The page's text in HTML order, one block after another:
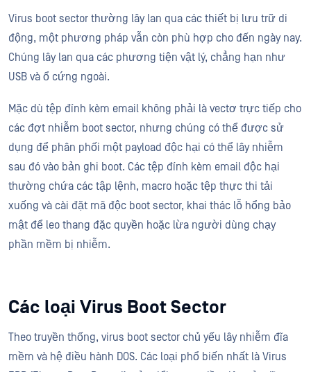
Virus boot sector thường lây lan qua các thiết bị lưu trữ di
động, một phương pháp vẫn còn phù hợp cho đến ngày nay.
Chúng lây lan qua các phương tiện vật lý, chẳng hạn như
USB và ổ cứng ngoài.
Mặc dù tệp đính kèm email không phải là vectơ trực tiếp cho
các đợt nhiễm boot sector, nhưng chúng có thể được sử
dụng để phân phối một payload độc hại có thể lây nhiễm
sau đó vào bản ghi boot. Các tệp đính kèm email độc hại
thường chứa các tập lệnh, macro hoặc tệp thực thi tải
xuống và cài đặt mã độc boot sector, khai thác lỗ hổng bảo
mật để leo thang đặc quyền hoặc lừa người dùng chạy
phần mềm bị nhiễm.
Các loại Virus Boot Sector
Theo truyền thống, virus boot sector chủ yếu lây nhiễm đĩa
mềm và hệ điều hành DOS. Các loại phổ biến nhất là Virus